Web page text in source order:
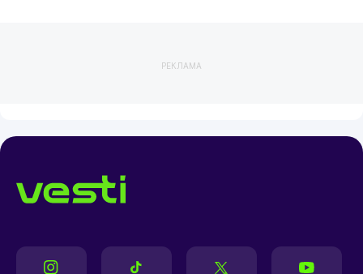
РЕКЛАМА